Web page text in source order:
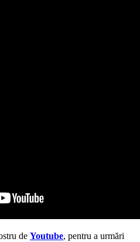
de Youtube, pentru a urmări